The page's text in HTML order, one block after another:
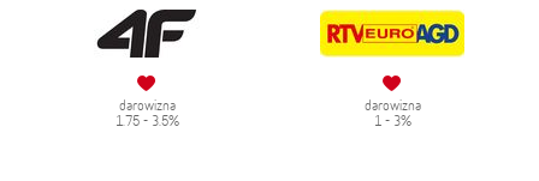
darowizna
1.75 - 3.5%
darowizna
1 - 3%